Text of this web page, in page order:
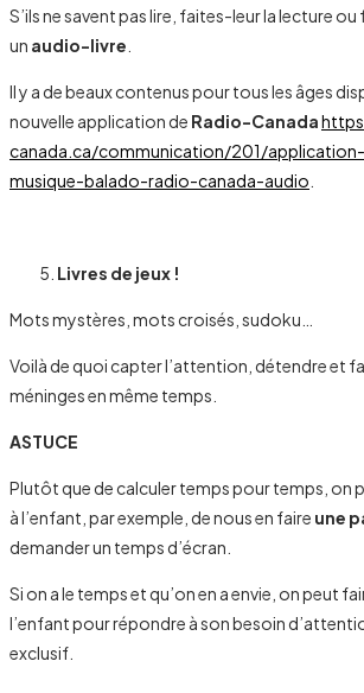
S’ils ne savent pas lire, faites-leur la lecture
un audio-livre
Il y a de beaux contenus pour tous les âges
nouvelle application de Radio-Canada
canada.ca/communication/201/
musique-balado-radio-canada-audio
Livres de jeux !
Mots mystères, mots croisés, sudoku…
Voilà de quoi capter l’attention, détendre et
méninges en même temps.
ASTUCE
Plutôt que de calculer temps pour temps, on
à l’enfant, par exemple, de nous en faire une
demander un temps d’écran.
Si on a le temps et qu’on en a envie, on peut
l’enfant pour répondre à son besoin
exclusif.